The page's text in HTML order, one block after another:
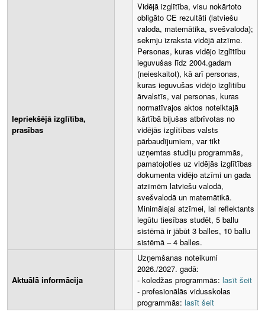
Iepriekšējā izglītība,
prasības
Vidējā izglītība, visu nokārtoto
obligāto CE rezultāti (latviešu
valoda, matemātika, svešvaloda);
sekmju izraksta vidējā atzīme.
Personas, kuras vidējo izglītību
ieguvušas līdz 2004.gadam
(neieskaitot), kā arī personas,
kuras ieguvušas vidējo izglītību
ārvalstīs, vai personas, kuras
normatīvajos aktos noteiktajā
kārtībā bijušas atbrīvotas no
vidējās izglītības valsts
pārbaudījumiem, var tikt
uzņemtas studiju programmās,
pamatojoties uz vidējās izglītības
dokumenta vidējo atzīmi un gada
atzīmēm latviešu valodā,
svešvalodā un matemātikā.
Minimālajai atzīmei, lai reflektants
iegūtu tiesības studēt, 5 ballu
sistēmā ir jābūt 3 balles, 10 ballu
sistēmā – 4 balles.
Aktuālā informācija
Uzņemšanas noteikumi
2026./2027. gadā:
- koledžas programmās: lasīt šeit
- profesionālās vidusskolas
programmās: lasīt šeit